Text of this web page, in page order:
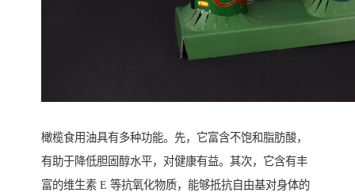
橄榄食用油具有多种功能。先，它富含不饱和脂肪酸，
有助于降低胆固醇水平，对健康有益。其次，它含有丰
富的维生素 E 等抗氧化物质，能够抵抗自由基对身体的